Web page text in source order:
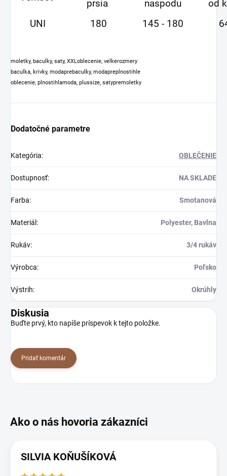
prsia naspodu
od
UNI
180 145 - 180
moletky, baculky, saty, XXLoblecenie, velkerozmery
baculka, krivky, modaprebaculky, modapreplnostihle
oblecenie, plnostihlamoda, plussize, satypremoletky
Dodatočné parametre
Kategória: OBLEČENIE
Dostupnosť: NA SKLADE
Farba: Smotanová
Materiál: Polyester, Bavlna
Rukáv: 3/4 rukáv
Výrobca: Poľsko
Výstrih: Okrúhly
Diskusia
Buďte prvý, kto napíše príspevok k tejto položke.
Pridať komentár
SILVIA KOŇUŠÍKOVÁ